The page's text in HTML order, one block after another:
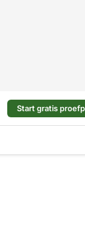
Start gratis